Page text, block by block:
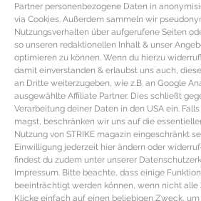
Partner personenbezogene Daten in
via Cookies. Außerdem sammeln wir
Nutzungsverhalten über aufgerufene Seiten
so unseren redaktionellen Inhalt & unser
optimieren zu können. Wenn du hierzu
damit einverstanden & erlaubst uns auch,
an Dritte weiterzugeben, wie z.B. an Google
ausgewählte Affiliate Partner. Dies schließt
Verarbeitung deiner Daten in den USA ein.
magst, beschränken wir uns auf die
Nutzung von STRIKE magazin eingeschränkt
Einwilligung jederzeit hier ändern oder
findest du zudem unter unserer
Impressum. Bitte beachte, dass einige
beeinträchtigt werden können, wenn nicht alle
Klicke einfach auf einen beliebigen Zweck, um
SUPERFOOD SANDDORN